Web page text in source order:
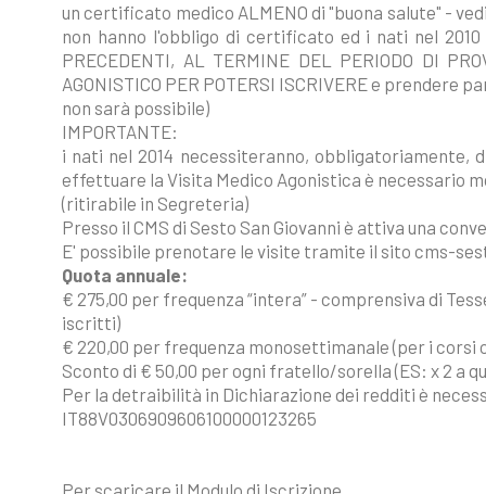
un certificato medico ALMENO di "buona salute" -
non hanno l'obbligo di certificato ed i nati nel 2010
PRECEDENTI, AL TERMINE DEL PERIODO DI
AGONISTICO PER POTERSI ISCRIVERE e
non sarà possibile)
IMPORTANTE:
i nati nel 2014 necessiteranno, obbligatoriamente,
effettuare la Visita Medico Agonistica è necessario
(ritirabile in Segreteria)
Presso il CMS di Sesto San Giovanni è attiva una
E' possibile prenotare le visite tramite il sito cms-
Quota annuale:
€ 275,00 per frequenza “intera” - comprensiva di
iscritti)
€ 220,00 per frequenza monosettimanale (per i corsi
Sconto di € 50,00 per ogni fratello/sorella (ES: x 2 a
Per la detraibilità in Dichiarazione dei redditi è
IT88V0306909606100000123265
Per scaricare il Modulo di Iscrizione…